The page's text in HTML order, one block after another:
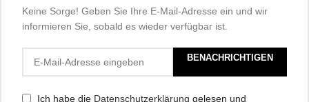
Keine Sorge! Geben Sie Ihre E-Mail-Adresse ein und wir
informieren Sie, sobald es wieder verfügbar ist.
BENACHRICHTIGEN
Ich habe die Datenschutzerklärung gelesen und